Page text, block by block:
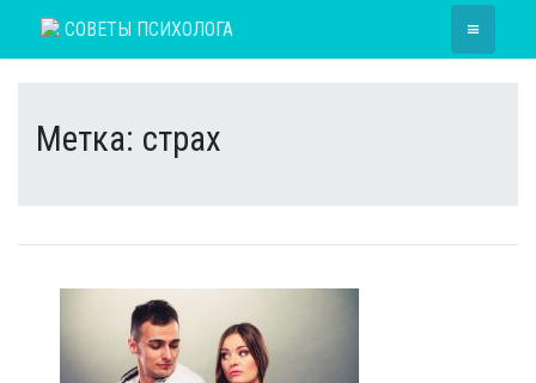
СОВЕТЫ ПСИХОЛОГА ≡
Метка: страх